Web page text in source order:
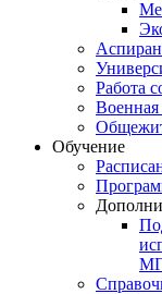
Работа
Военная
Обучение